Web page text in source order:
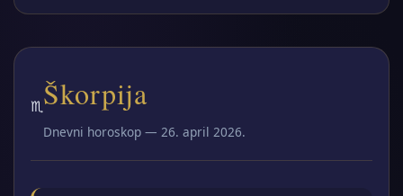
♏ Škorpija
Dnevni horoskop — 26. april 2026.